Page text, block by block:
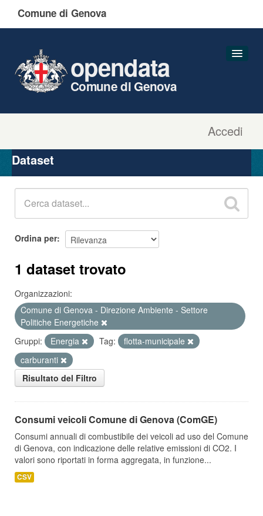
Comune di Genova
Accedi
opendata
Comune di Genova
Organizzazioni
Gruppi
Dataset
Ordina per
1 dataset trovato
Organizzazioni:
Comune di Genova - Direzione Ambiente - Settore
Politiche Energetiche
Gruppi:
Energia Tag:
flotta-municipale
carburanti
Risultato del Filtro
Consumi veicoli Comune di Genova (ComGE)
Consumi annuali di combustibile dei veicoli ad uso del Comune
di Genova, con indicazione delle relative emissioni di CO2. I
valori sono riportati in forma aggregata, in funzione...
CSV